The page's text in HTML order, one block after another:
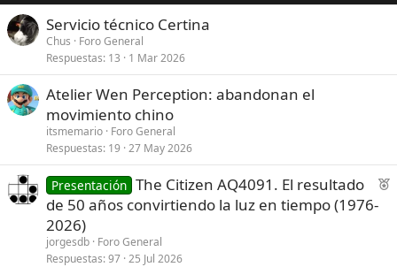
e
s
:
Servicio técnico Certina
Chus
Foro General
Respuestas 13 1 Mar 2026
Atelier Wen Perception: abandonan el
movimiento chino
itsmemario Foro General
Respuestas 19 27 May 2026
F
Presentación The Citizen AQ4091. El resultado
de 50 años convirtiendo la luz en tiempo (1976-
2026)
jorgesdb Foro General
Respuestas 97 25 Jul 2026